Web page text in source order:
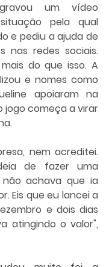
um vídeo
pela qual
e pediu a ajuda de
nas redes sociais.
do que isso. A
e nomes como
apoiaram na
jogo começa a virar
nem acreditei.
de fazer uma
não achava que ia
Eis que eu lancei a
e dois dias
atingindo o valor",